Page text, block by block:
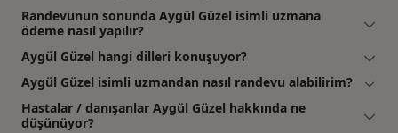
Randevunun sonunda Aygül Güzel isimli uzmana
ödeme nasıl yapılır?
Aygül Güzel hangi dilleri konuşuyor?
Aygül Güzel isimli uzmandan nasıl randevu alabilirim?
Hastalar / danışanlar Aygül Güzel hakkında ne
düşünüyor?